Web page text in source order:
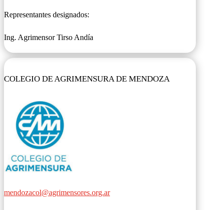
Representantes designados:
Ing. Agrimensor Tirso Andía
COLEGIO DE AGRIMENSURA DE MENDOZA
mendozacol@agrimensores.org.ar